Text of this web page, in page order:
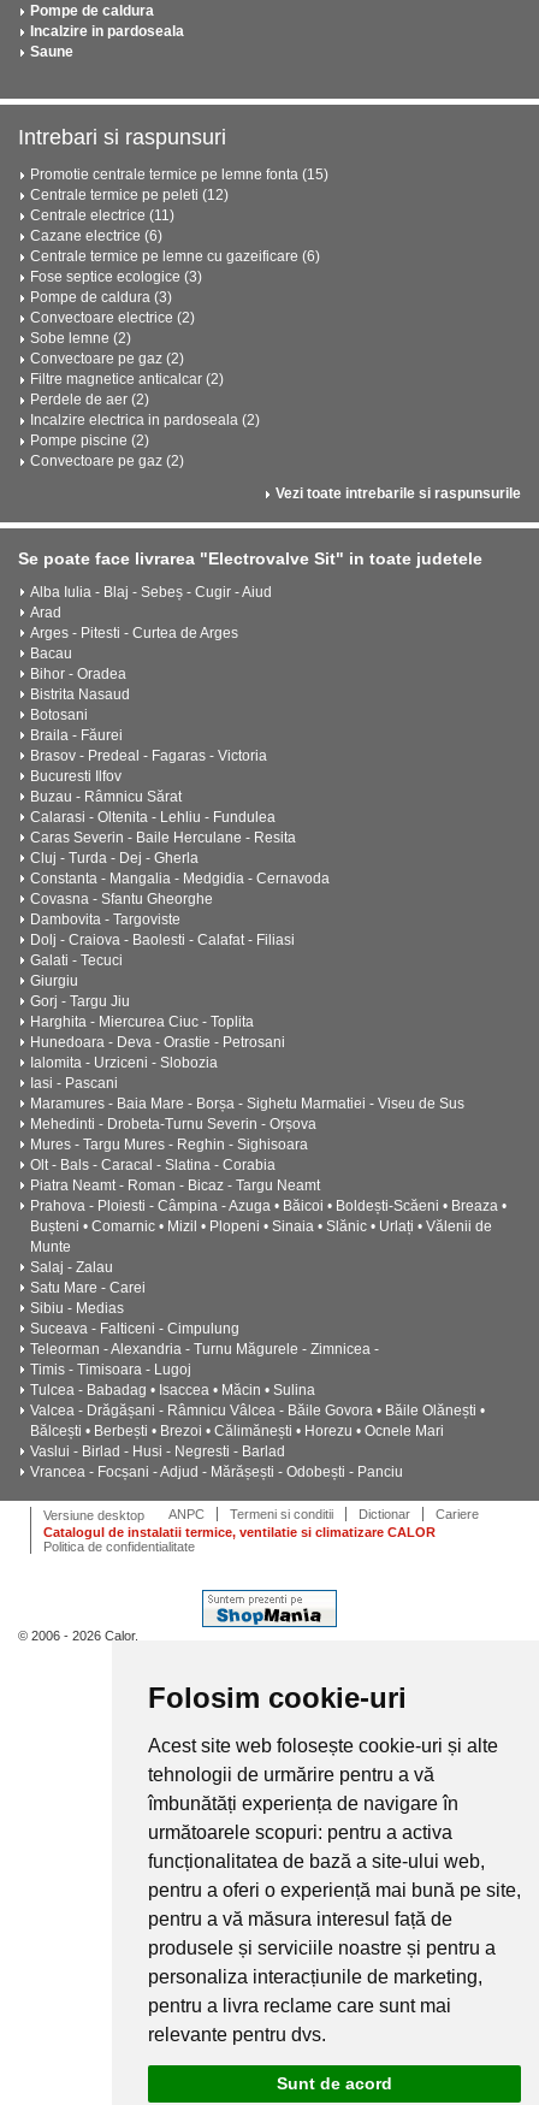
Folosim cookie-uri
Acest site web folosește cookie-uri și alte
tehnologii de urmărire pentru a vă
îmbunătăți experiența de navigare în
următoarele scopuri: pentru a activa
funcționalitatea de bază a site-ului web,
pentru a oferi o experiență mai bună pe site,
pentru a vă măsura interesul față de
produsele și serviciile noastre și pentru a
personaliza interacțiunile de marketing,
pentru a livra reclame care sunt mai
relevante pentru dvs.
Sunt de acord
Pompe de caldura
Incalzire in pardoseala
Saune
Intrebari si raspunsuri
Promotie centrale termice pe lemne fonta (15)
Centrale termice pe peleti (12)
Centrale electrice (11)
Cazane electrice (6)
Centrale termice pe lemne cu gazeificare (6)
Fose septice ecologice (3)
Pompe de caldura (3)
Convectoare electrice (2)
Sobe lemne (2)
Convectoare pe gaz (2)
Filtre magnetice anticalcar (2)
Perdele de aer (2)
Incalzire electrica in pardoseala (2)
Pompe piscine (2)
Convectoare pe gaz (2)
Vezi toate intrebarile si raspunsurile
Se poate face livrarea "Electrovalve Sit" in toate judetele
Alba Iulia - Blaj - Sebeș - Cugir - Aiud
Arad
Arges - Pitesti - Curtea de Arges
Bacau
Bihor - Oradea
Bistrita Nasaud
Botosani
Braila - Făurei
Brasov - Predeal - Fagaras - Victoria
Bucuresti Ilfov
Buzau - Râmnicu Sărat
Calarasi - Oltenita - Lehliu - Fundulea
Caras Severin - Baile Herculane - Resita
Cluj - Turda - Dej - Gherla
Constanta - Mangalia - Medgidia - Cernavoda
Covasna - Sfantu Gheorghe
Dambovita - Targoviste
Dolj - Craiova - Baolesti - Calafat - Filiasi
Galati - Tecuci
Giurgiu
Gorj - Targu Jiu
Harghita - Miercurea Ciuc - Toplita
Hunedoara - Deva - Orastie - Petrosani
Ialomita - Urziceni - Slobozia
Iasi - Pascani
Maramures - Baia Mare - Borșa - Sighetu Marmatiei - Viseu de Sus
Mehedinti - Drobeta-Turnu Severin - Orșova
Mures - Targu Mures - Reghin - Sighisoara
Olt - Bals - Caracal - Slatina - Corabia
Piatra Neamt - Roman - Bicaz - Targu Neamt
Prahova - Ploiesti - Câmpina - Azuga • Băicoi • Boldești-Scăeni • Breaza •
Bușteni • Comarnic • Mizil • Plopeni • Sinaia • Slănic • Urlați • Vălenii de
Munte
Salaj - Zalau
Satu Mare - Carei
Sibiu - Medias
Suceava - Falticeni - Cimpulung
Teleorman - Alexandria - Turnu Măgurele - Zimnicea -
Timis - Timisoara - Lugoj
Tulcea - Babadag • Isaccea • Măcin • Sulina
Valcea - Drăgășani - Râmnicu Vâlcea - Băile Govora • Băile Olănești •
Bălcești • Berbești • Brezoi • Călimănești • Horezu • Ocnele Mari
Vaslui - Birlad - Husi - Negresti - Barlad
Vrancea - Focșani - Adjud - Mărășești - Odobești - Panciu
Versiune desktop ANPC Termeni si conditii Dictionar
Cariere
Catalogul de instalatii termice, ventilatie si climatizare CALOR
Politica de confidentialitate
© 2006 - 2026 Calor.